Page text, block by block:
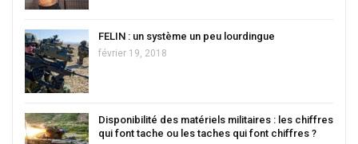
FELIN : un système un peu lourdingue
février 19, 2018
Disponibilité des matériels militaires : les chiffres
qui font tache ou les taches qui font chiffres ?